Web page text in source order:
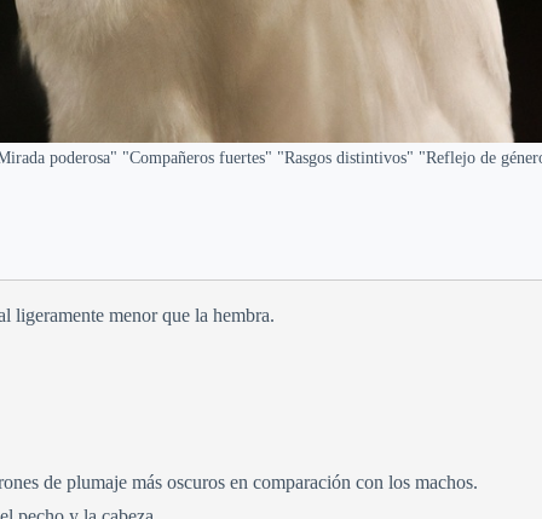
poderosa" "Compañeros fuertes" "Rasgos distintivos" "Reflejo de
ligeramente menor que la hembra.
de plumaje más oscuros en comparación con los machos.